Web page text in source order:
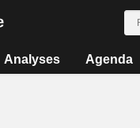
Analyses Agenda